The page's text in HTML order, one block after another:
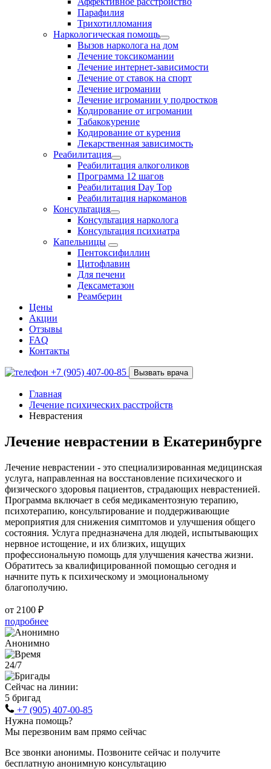
Парафилия
Трихотилломания
Наркологическая помощь
Вызов нарколога на дом
Лечение токсикомании
Лечение интернет-зависимости
Лечение от ставок на спорт
Лечение игромании
Лечение игромании у подростков
Кодирование от игромании
Табакокурение
Кодирование от курения
Лекарственная зависимость
Реабилитация
Реабилитация алкоголиков
Программа 12 шагов
Реабилитация Day Top
Реабилитация наркоманов
Консультация
Консультация нарколога
Консультация психиатра
Капельницы
Пентоксифиллин
Цитофлавин
Для печени
Дексаметазон
Реамберин
Цены
Акции
Отзывы
FAQ
Контакты
+7 (905) 407-00-85 Вызвать врача
Главная
Лечение психических расстройств
Неврастения
Лечение неврастении в Екатеринбурге
Лечение неврастении - это специализированная медицинская
услуга, направленная на восстановление психического и
физического здоровья пациентов, страдающих неврастенией.
Программа включает в себя медикаментозную терапию,
психотерапию, консультирование и поддерживающие
мероприятия для снижения симптомов и улучшения общего
состояния. Услуга предназначена для людей, испытывающих
нервное истощение, и их близких, ищущих
профессиональную помощь для улучшения качества жизни.
Обратитесь за квалифицированной помощью сегодня и
начните путь к психическому и эмоциональному
благополучию.
от 2100 ₽
подробнее
Анонимно
24/7
Сейчас на линии:
5 бригад
+7 (905) 407-00-85
Нужна помощь?
Мы перезвоним вам прямо сейчас
Все звонки анонимы. Позвоните сейчас и получите
бесплатную анонимную консультацию